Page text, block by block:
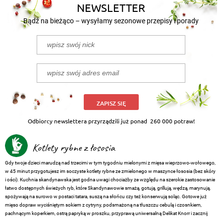
NEWSLETTER
Bądź na bieżąco – wysyłamy sezonowe przepisy i porady
ZAPISZ SIĘ
Odbiorcy newslettera przyrządzili już ponad 260 000 potraw!
Kotlety rybne z łososia
Gdy twoje dzieci marudzą nad trzecimi w tym tygodniu mielonymi z mięsa wieprzowo-wołowego,
w 45 minut przygotujesz im soczyste kotlety rybne ze zmielonego w maszynce łososia (bez skóry
i ości). Kuchnia skandynawska jest godna uwagi chociażby ze względu na szerokie zastosowanie
łatwo dostępnych świeżych ryb, które Skandynawowie smażą, gotują, grillują, wędzą, marynują,
spożywają na surowo w postaci tatara, suszą na słońcu czy też konserwują soląc. Gotowe już
mięso dopraw wyciśniętym sokiem z cytryny, podsmażoną na tłuszczu cebulą i czosnkiem,
pachnącym koperkiem, ostrą papryką w proszku, przyprawą uniwersalną Delikat Knorr i zacznij